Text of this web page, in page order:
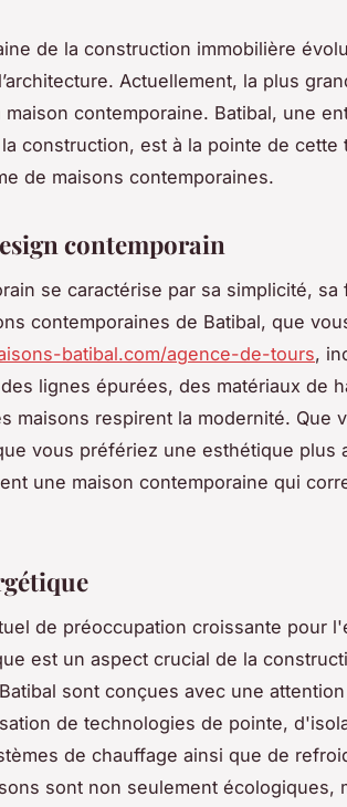
de la construction immobilière
Actuellement, la plus
contemporaine. Batibal, une
construction, est à la pointe de cette
de maisons contemporaines.
contemporain
se caractérise par sa simplicité,
contemporaines de Batibal, que
batibal.com/agence-de-tours,
lignes épurées, des matériaux de
maisons respirent la modernité. Que
vous préfériez une esthétique plus
une maison contemporaine qui
de préoccupation croissante pour
est un aspect crucial de la
sont conçues avec une
de technologies de pointe,
de chauffage ainsi que de
sont non seulement écologiques,